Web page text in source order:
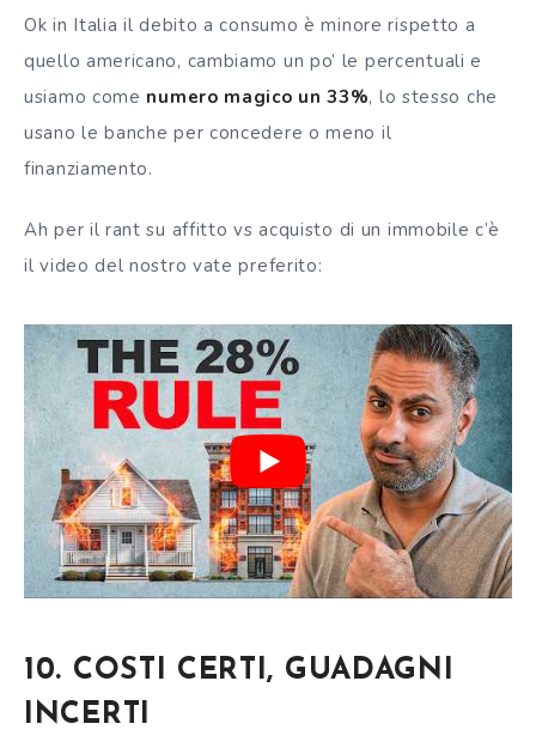
Ok in Italia il debito a consumo è minore rispetto a
quello americano, cambiamo un po’ le percentuali e
usiamo come numero magico un 33%, lo stesso che
usano le banche per concedere o meno il
finanziamento.
Ah per il rant su affitto vs acquisto di un immobile c’è
il video del nostro vate preferito:
10. COSTI CERTI, GUADAGNI
INCERTI